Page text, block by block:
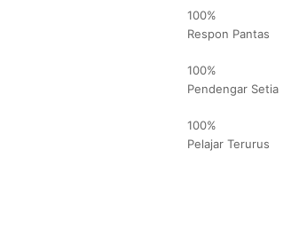
100%
Respon Pantas
100%
Pendengar Setia
100%
Pelajar Terurus